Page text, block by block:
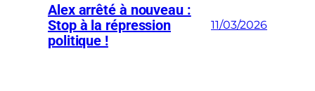
Alex arrêté à nouveau :
Stop à la répression
politique !
11/03/2026